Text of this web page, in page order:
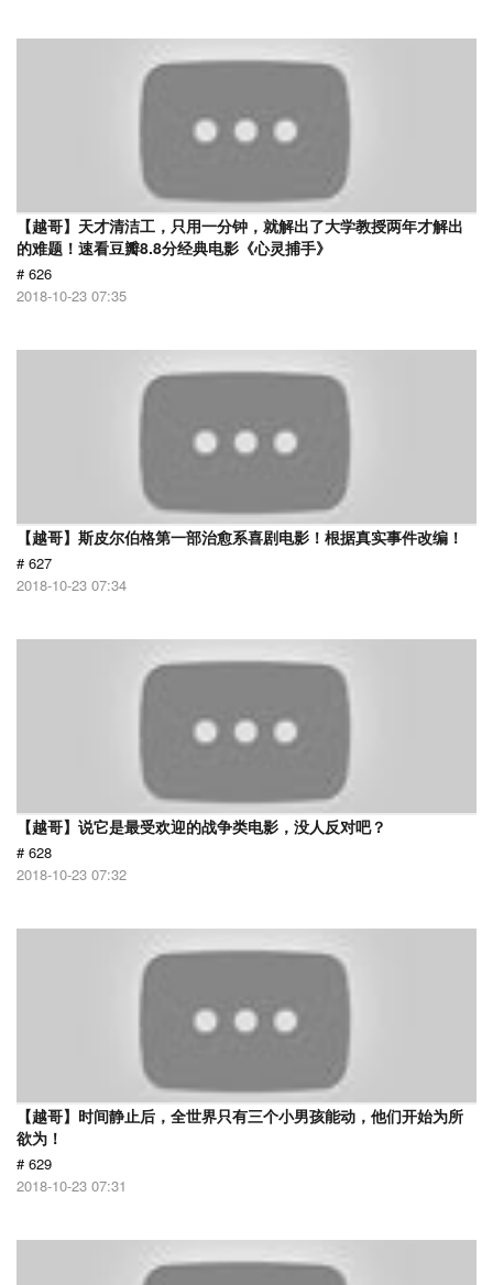
【越哥】天才清洁工，只用一分钟，就解出了大学教授两年才解出
的难题！速看豆瓣8.8分经典电影《心灵捕手》
# 626
2018-10-23 07:35
【越哥】斯皮尔伯格第一部治愈系喜剧电影！根据真实事件改编！
# 627
2018-10-23 07:34
【越哥】说它是最受欢迎的战争类电影，没人反对吧？
# 628
2018-10-23 07:32
【越哥】时间静止后，全世界只有三个小男孩能动，他们开始为所
欲为！
# 629
2018-10-23 07:31